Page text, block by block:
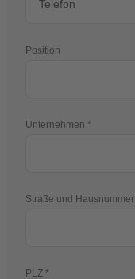
Position
Unternehmen
Straße und Hausnummer
PLZ